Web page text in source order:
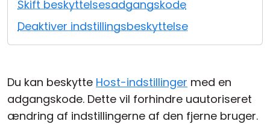
Skift beskyttelsesadgangskode
Deaktiver indstillingsbeskyttelse
Du kan beskytte Host-indstillinger med en
adgangskode. Dette vil forhindre uautoriseret
ændring af indstillingerne af den fjerne bruger.
Cloud og Lokalt